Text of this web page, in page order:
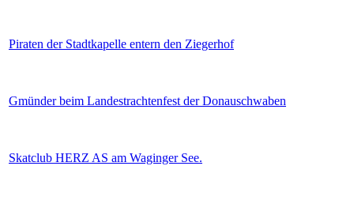
Piraten der Stadtkapelle entern den Ziegerhof
Gmünder beim Landestrachtenfest der Donauschwaben
Skatclub HERZ AS am Waginger See.